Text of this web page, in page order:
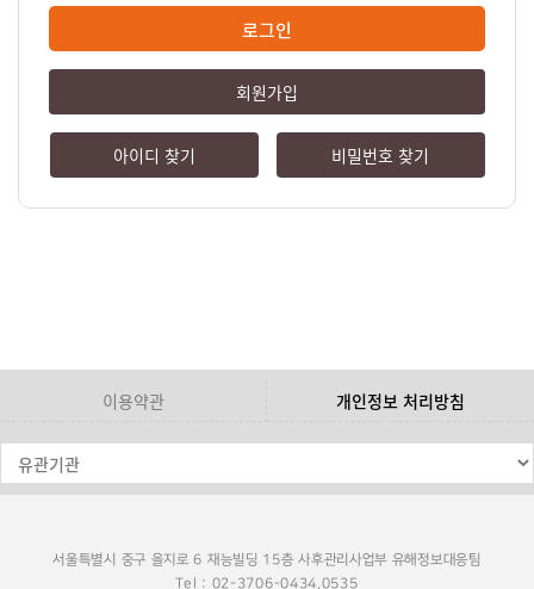
로그인
회원가입
아이디 찾기 비밀번호 찾기
이용약관 개인정보 처리방침
서울특별시 중구 을지로 6 재능빌딩 15층 사후관리사업부 유해정보대응팀
Tel : 02-3706-0434,0535